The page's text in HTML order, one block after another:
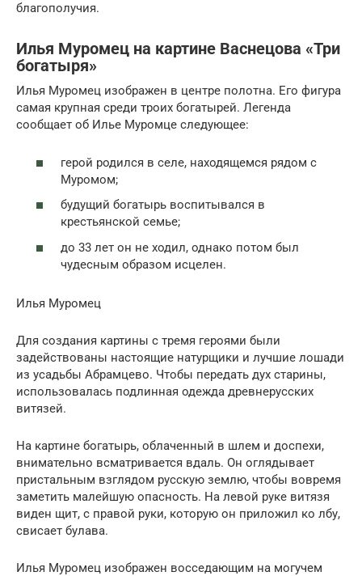
благополучия.
Илья Муромец на картине Васнецова «Три
богатыря»
Илья Муромец изображен в центре полотна. Его фигура
самая крупная среди троих богатырей. Легенда
сообщает об Илье Муромце следующее:
герой родился в селе, находящемся рядом с
Муромом;
будущий богатырь воспитывался в
крестьянской семье;
до 33 лет он не ходил, однако потом был
чудесным образом исцелен.
Илья Муромец
Для создания картины с тремя героями были
задействованы настоящие натурщики и лучшие лошади
из усадьбы Абрамцево. Чтобы передать дух старины,
использовалась подлинная одежда древнерусских
витязей.
На картине богатырь, облаченный в шлем и доспехи,
внимательно всматривается вдаль. Он оглядывает
пристальным взглядом русскую землю, чтобы вовремя
заметить малейшую опасность. На левой руке витязя
виден щит, с правой руки, которую он приложил ко лбу,
свисает булава.
Илья Муромец изображен восседающим на могучем